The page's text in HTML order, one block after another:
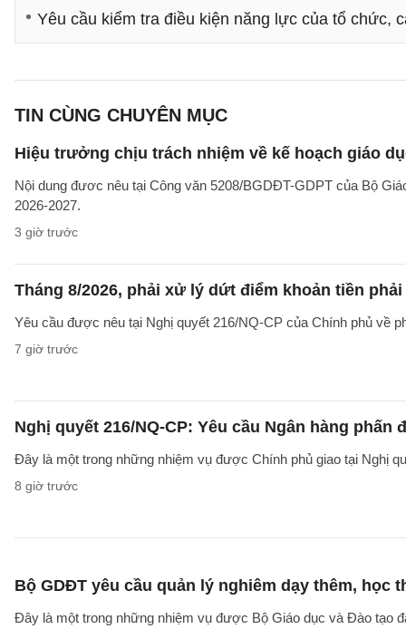
Yêu cầu kiểm tra điều kiện năng lực của tổ chức,
TIN CÙNG CHUYÊN MỤC
Hiệu trưởng chịu trách nhiệm về kế hoạch giáo
Nội dung đươc nêu tại Công văn 5208/BGDĐT-GDPT của Bộ
2026-2027.
3 giờ trước
Tháng 8/2026, phải xử lý dứt điểm khoản tiền
Yêu cầu được nêu tại Nghị quyết 216/NQ-CP của Chính phủ về
7 giờ trước
Nghị quyết 216/NQ-CP: Yêu cầu Ngân hàng phấn
Đây là một trong những nhiệm vụ được Chính phủ giao tại Nghị
8 giờ trước
Bộ GDĐT yêu cầu quản lý nghiêm dạy thêm, học
Đây là một trong những nhiệm vụ được Bộ Giáo dục và Đào tạo